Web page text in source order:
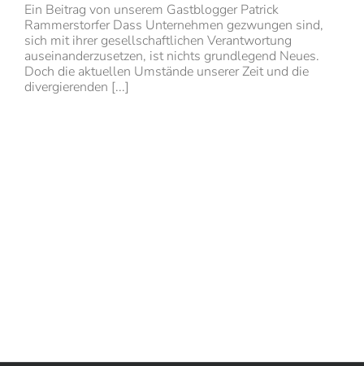
Ein Beitrag von unserem Gastblogger Patrick
Rammerstorfer Dass Unternehmen gezwungen sind,
sich mit ihrer gesellschaftlichen Verantwortung
auseinanderzusetzen, ist nichts grundlegend Neues.
Doch die aktuellen Umstände unserer Zeit und die
divergierenden [...]